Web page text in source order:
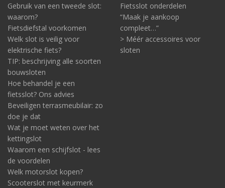
Wat doen als de e-bike (al dan niet bij gebrek aan
preventieve acties) gestolen is?
Aangifte doen!
Zo helder kunnen we het stellen:
doe altijd aangifte
wel of niet de
tips om diefstal van je e-bike te voorkomen
hebt opgevolgd. Doe melding bij de politie. Online of ter plekke
op het bureau. Je maakt daarmee, hoe dan ook, altijd kans op
het terugkrijgen van je e-bike. Bovendien kan de politie alle
meldingen combineren. En zo een individuele dief of misschien
wel een bende alsnog op het spoor komen. Dat voorkomt weer
nieuwe diefstallen – van jouw e-bike, die van een bekende of
van willekeurig iemand anders.
Gebruik van een tweede slot:
waarom?
Fietsdiefstal voorkomen
Welk slot is veilig voor
elektrische fiets?
TIP: beschrijving alle soorten
bouwsloten
Hoe behandel je een
fietsslot? Ons advies
Beveiligen terrasmeubilair: zo
doe je dat
Wat je moet weten over het
kettingslot
Waarom een schijfslot - lees
de voordelen
Welk motorslot kopen?
Scooterslot met keurmerk
Fietsslot onderdelen
“Maak je aankoop
compleet…”
> Méér accessoires voor
sloten